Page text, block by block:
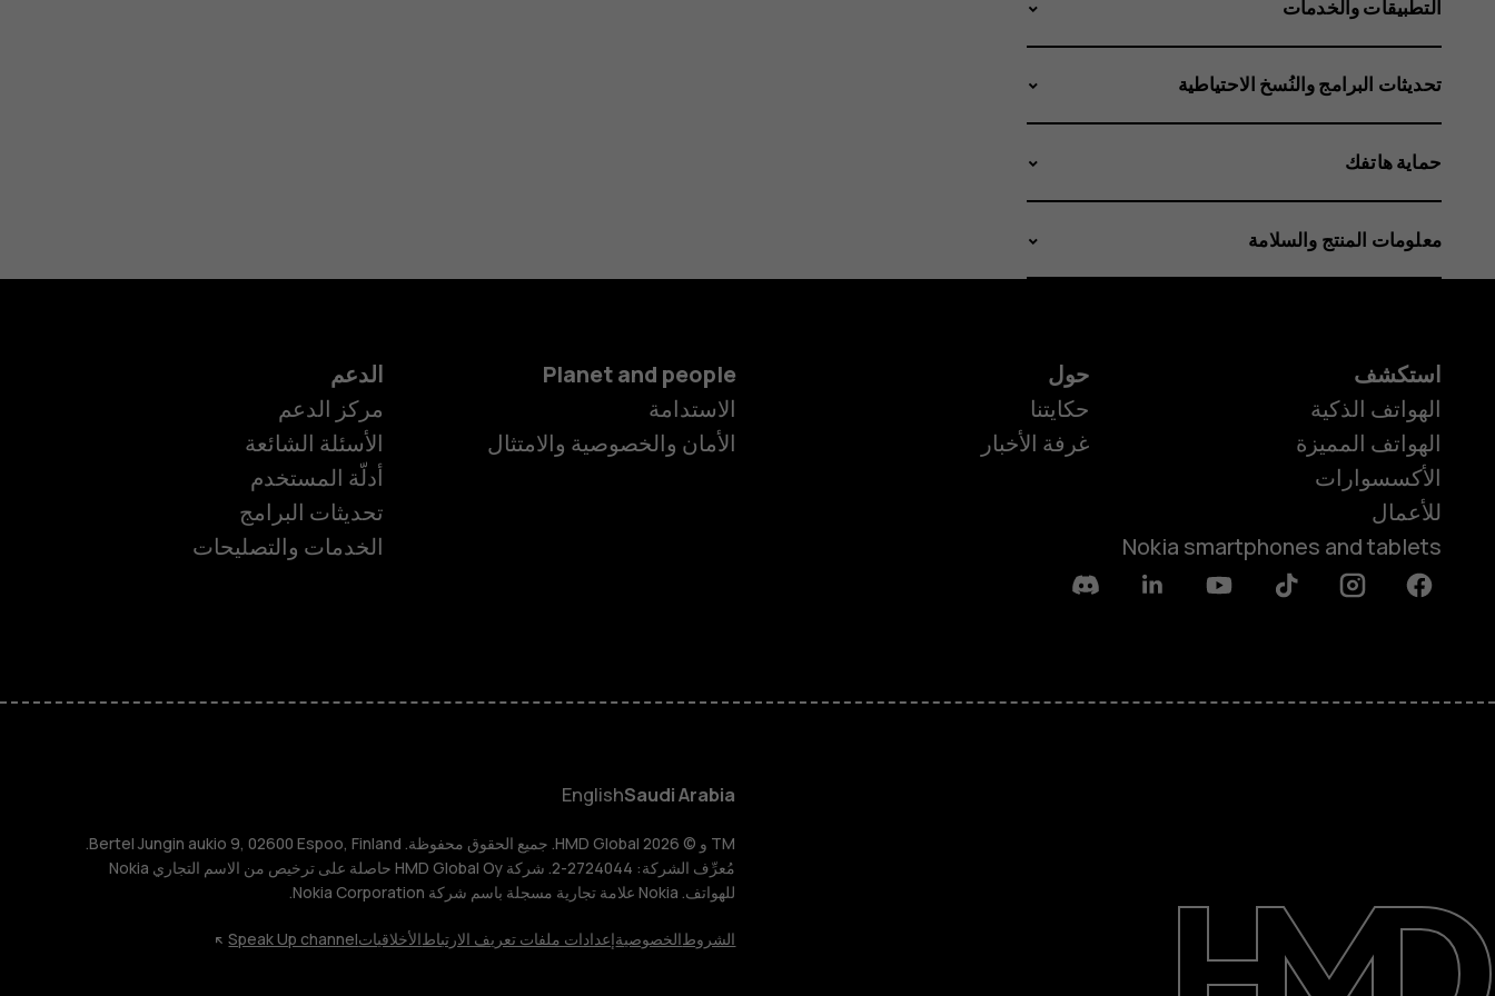
الهواتف الذكية
HMD Terra M
HMD DUB
HMD Watch
للأعمال
الدعم
Saudi Arabia
English
التطبيقات والخدمات
تحديثات البرامج والنُسخ الاحتياطية
حماية هاتفك
معلومات المنتج والسلامة
استكشف
الهواتف الذكية
الهواتف المميزة
الأكسسوارات
للأعمال
Nokia smartphones and tablets
حول
حكايتنا
غرفة الأخبار
Planet and people
الاستدامة
الأمان والخصوصية والامتثال
الدعم
مركز الدعم
الأسئلة الشائعة
أدلّة المستخدم
تحديثات البرامج
الخدمات والتصليحات
Facebook
Instagram
Tiktok
Youtube
Linkedin
Discord
Saudi Arabia
English
TM و © 2026 HMD Global. جميع الحقوق محفوظة. Bertel Jungin aukio 9, 02600 Espoo, Finland.
مُعرِّف الشركة: 2724044-2. شركة HMD Global Oy حاصلة على ترخيص من الاسم التجاري Nokia
للهواتف. Nokia علامة تجارية مسجلة باسم شركة Nokia Corporation.
الشروطالخصوصيةإعدادات ملفات تعريف الارتباطالأخلاقياتSpeak Up channel